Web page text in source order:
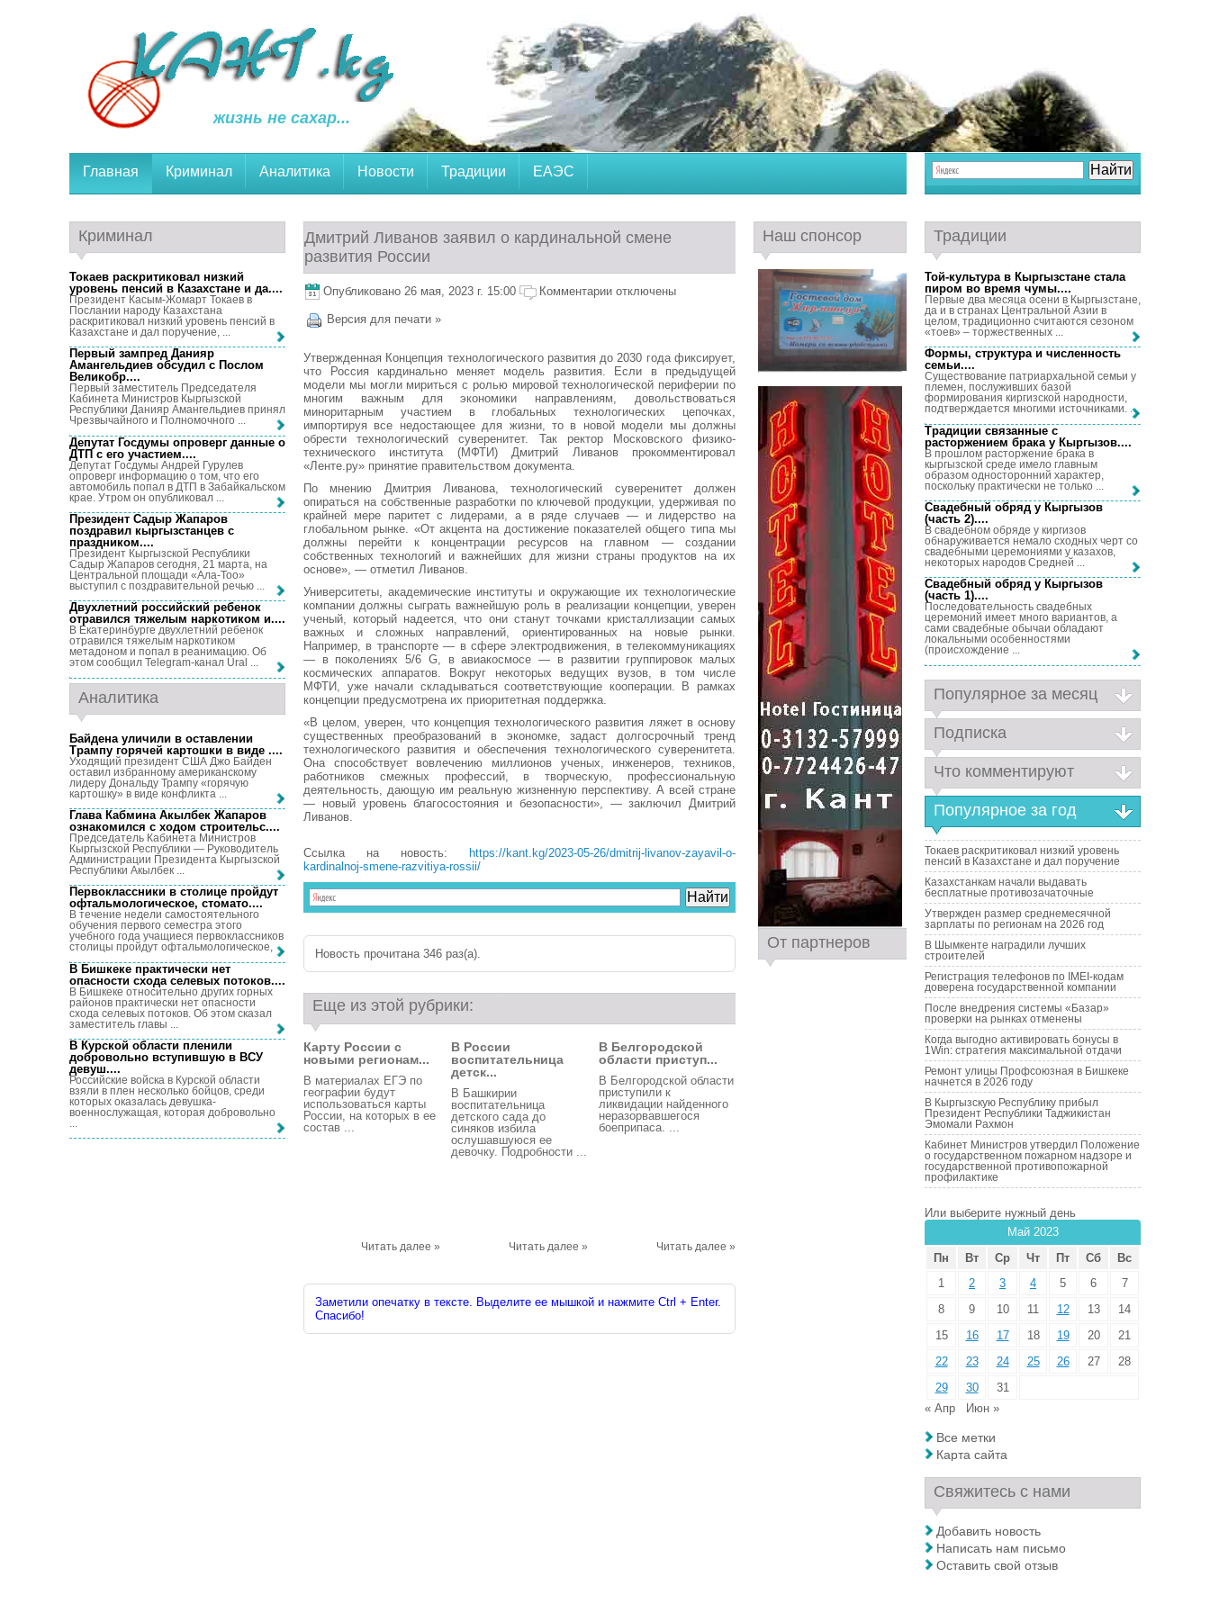
жизнь не сахар...
Главная Криминал Аналитика Новости Традиции ЕАЭС
Дмитрий Ливанов заявил о кардинальной смене
развития России
Опубликовано 26 мая, 2023 г. 15:00 Комментарии отключены
Версия для печати »
Утвержденная Концепция технологического развития до 2030 года фиксирует,
что Россия кардинально меняет модель развития. Если в предыдущей
модели мы могли мириться с ролью мировой технологической периферии по
многим важным для экономики направлениям, довольствоваться
миноритарным участием в глобальных технологических цепочках,
импортируя все недостающее для жизни, то в новой модели мы должны
обрести технологический суверенитет. Так ректор Московского физико-
технического института (МФТИ) Дмитрий Ливанов прокомментировал
«Ленте.ру» принятие правительством документа.
По мнению Дмитрия Ливанова, технологический суверенитет должен
опираться на собственные разработки по ключевой продукции, удерживая по
крайней мере паритет с лидерами, а в ряде случаев — и лидерство на
глобальном рынке. «От акцента на достижение показателей общего типа мы
должны перейти к концентрации ресурсов на главном — создании
собственных технологий и важнейших для жизни страны продуктов на их
основе», — отметил Ливанов.
Университеты, академические институты и окружающие их технологические
компании должны сыграть важнейшую роль в реализации концепции, уверен
ученый, который надеется, что они станут точками кристаллизации самых
важных и сложных направлений, ориентированных на новые рынки.
Например, в транспорте — в сфере электродвижения, в телекоммуникациях
— в поколениях 5/6 G, в авиакосмосе — в развитии группировок малых
космических аппаратов. Вокруг некоторых ведущих вузов, в том числе
МФТИ, уже начали складываться соответствующие кооперации. В рамках
концепции предусмотрена их приоритетная поддержка.
«В целом, уверен, что концепция технологического развития ляжет в основу
существенных преобразований в экономке, задаст долгосрочный тренд
технологического развития и обеспечения технологического суверенитета.
Она способствует вовлечению миллионов ученых, инженеров, техников,
работников смежных профессий, в творческую, профессиональную
деятельность, дающую им реальную жизненную перспективу. А всей стране
— новый уровень благосостояния и безопасности», — заключил Дмитрий
Ливанов.
Ссылка на новость:
https://kant.kg/2023-05-26/dmitrij-livanov-zayavil-o-
kardinalnoj-smene-razvitiya-rossii/
Новость прочитана 346 раз(a).
Еще из этой рубрики:
Карту России с
новыми регионам...
В материалах ЕГЭ по
географии будут
использоваться карты
России, на которых в ее
состав ...
Читать далее »
В России
воспитательница
детск...
В Башкирии
воспитательница
детского сада до
синяков избила
ослушавшуюся ее
девочку. Подробности ...
Читать далее »
В Белгородской
области приступ...
В Белгородской области
приступили к
ликвидации найденного
неразорвавшегося
боеприпаса. ...
Читать далее »
Заметили опечатку в тексте. Выделите ее мышкой и нажмите Ctrl + Enter.
Спасибо!
Криминал
Токаев раскритиковал низкий
уровень пенсий в Казахстане и да....
Президент Касым-Жомарт Токаев в
Послании народу Казахстана
раскритиковал низкий уровень пенсий в
Казахстане и дал поручение, ...
Первый зампред Данияр
Амангельдиев обсудил с Послом
Великобр....
Первый заместитель Председателя
Кабинета Министров Кыргызской
Республики Данияр Амангельдиев принял
Чрезвычайного и Полномочного ...
Депутат Госдумы опроверг данные о
ДТП с его участием....
Депутат Госдумы Андрей Гурулев
опроверг информацию о том, что его
автомобиль попал в ДТП в Забайкальском
крае. Утром он опубликовал ...
Президент Садыр Жапаров
поздравил кыргызстанцев с
праздником....
Президент Кыргызской Республики
Садыр Жапаров сегодня, 21 марта, на
Центральной площади «Ала-Тоо»
выступил с поздравительной речью ...
Двухлетний российский ребенок
отравился тяжелым наркотиком и....
В Екатеринбурге двухлетний ребенок
отравился тяжелым наркотиком
метадоном и попал в реанимацию. Об
этом сообщил Telegram-канал Ural ...
Аналитика
Байдена уличили в оставлении
Трампу горячей картошки в виде ....
Уходящий президент США Джо Байден
оставил избранному американскому
лидеру Дональду Трампу «горячую
картошку» в виде конфликта ...
Глава Кабмина Акылбек Жапаров
ознакомился с ходом строительс....
Председатель Кабинета Министров
Кыргызской Республики — Руководитель
Администрации Президента Кыргызской
Республики Акылбек ...
Первоклассники в столице пройдут
офтальмологическое, стомато....
В течение недели самостоятельного
обучения первого семестра этого
учебного года учащиеся первоклассников
столицы пройдут офтальмологическое, ...
В Бишкеке практически нет
опасности схода селевых потоков....
В Бишкеке относительно других горных
районов практически нет опасности
схода селевых потоков. Об этом сказал
заместитель главы ...
В Курской области пленили
добровольно вступившую в ВСУ
девуш....
Российские войска в Курской области
взяли в плен несколько бойцов, среди
которых оказалась девушка-
военнослужащая, которая добровольно
...
Наш спонсор
От партнеров
Традиции
Той-культура в Кыргызстане стала
пиром во время чумы....
Первые два месяца осени в Кыргызстане,
да и в странах Центральной Азии в
целом, традиционно считаются сезоном
«тоев» – торжественных ...
Формы, структура и численность
семьи....
Существование патриархальной семьи у
племен, послуживших базой
формирования киргизской народности,
подтверждается многими источниками. ...
Традиции связанные с
расторжением брака у Кыргызов....
В прошлом расторжение брака в
кыргызской среде имело главным
образом односторонний характер,
поскольку практически не только ...
Свадебный обряд у Кыргызов
(часть 2)....
В свадебном обряде у киргизов
обнаруживается немало сходных черт со
свадебными церемониями у казахов,
некоторых народов Средней ...
Свадебный обряд у Кыргызов
(часть 1)....
Последовательность свадебных
церемоний имеет много вариантов, а
сами свадебные обычаи обладают
локальными особенностями
(происхождение ...
Популярное за месяц
Подписка
Что комментируют
Популярное за год
Токаев раскритиковал низкий уровень
пенсий в Казахстане и дал поручение
Казахстанкам начали выдавать
бесплатные противозачаточные
Утвержден размер среднемесячной
зарплаты по регионам на 2026 год
В Шымкенте наградили лучших
строителей
Регистрация телефонов по IMEI-кодам
доверена государственной компании
После внедрения системы «Базар»
проверки на рынках отменены
Когда выгодно активировать бонусы в
1Win: стратегия максимальной отдачи
Ремонт улицы Профсоюзная в Бишкеке
начнется в 2026 году
В Кыргызскую Республику прибыл
Президент Республики Таджикистан
Эмомали Рахмон
Кабинет Министров утвердил Положение
о государственном пожарном надзоре и
государственной противопожарной
профилактике
Или выберите нужный день
Май 2023
Пн
Вт Ср Чт Пт Сб
Вс
1
2 3 4 5 6
7
8
9 10 11 12 13
14
15
16 17 18 19 20
21
22
23 24 25 26 27
28
29
30
31
« Апр
Июн »
Все метки
Карта сайта
Свяжитесь с нами
Добавить новость
Написать нам письмо
Оставить свой отзыв